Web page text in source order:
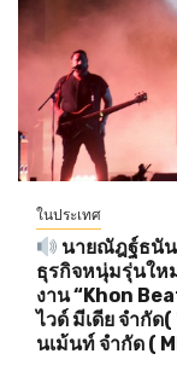
ในประเทศ
นายณัฎฐ์ธนัน
ธุรกิจหนุ่มรุ่นให
งาน “Khon
ไวด์ มีเดีย จำกัด
นเม้นท์ จำกัด (